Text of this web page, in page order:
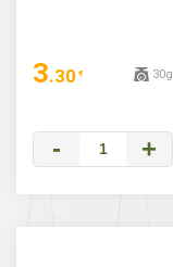
3.30 € 30g
- +